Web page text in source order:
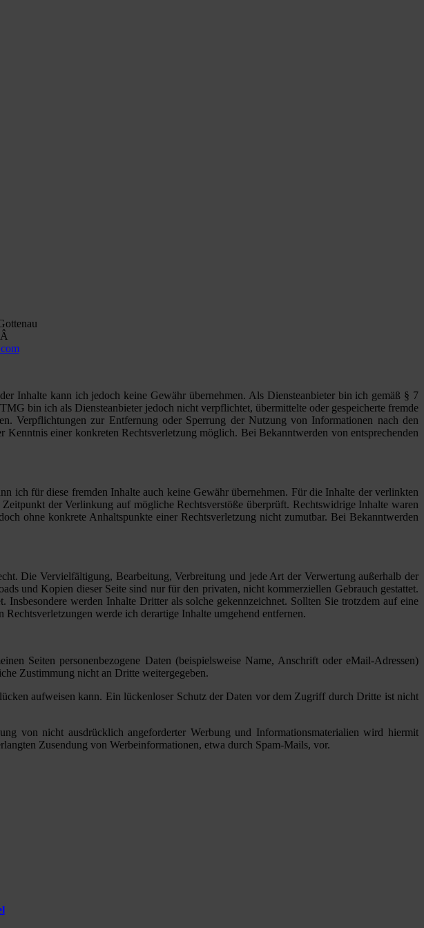
Â
Inhalte kann ich jedoch keine Gewähr übernehmen. Als Diensteanbieter bin ich gemäß § 7
bin ich als Diensteanbieter jedoch nicht verpflichtet, übermittelte oder gespeicherte fremde
Verpflichtungen zur Entfernung oder Sperrung der Nutzung von Informationen nach den
einer konkreten Rechtsverletzung möglich. Bei Bekanntwerden von entsprechenden
ich für diese fremden Inhalte auch keine Gewähr übernehmen. Für die Inhalte der verlinkten
der Verlinkung auf mögliche Rechtsverstöße überprüft. Rechtswidrige Inhalte waren
ohne konkrete Anhaltspunkte einer Rechtsverletzung nicht zumutbar. Bei Bekanntwerden
Die Vervielfältigung, Bearbeitung, Verbreitung und jede Art der Verwertung außerhalb der
und Kopien dieser Seite sind nur für den privaten, nicht kommerziellen Gebrauch gestattet.
werden Inhalte Dritter als solche gekennzeichnet. Sollten Sie trotzdem auf eine
werde ich derartige Inhalte umgehend entfernen.
Seiten personenbezogene Daten (beispielsweise Name, Anschrift oder eMail-Adressen)
Zustimmung nicht an Dritte weitergegeben.
aufweisen kann. Ein lückenloser Schutz der Daten vor dem Zugriff durch Dritte ist nicht
von nicht ausdrücklich angeforderter Werbung und Informationsmaterialien wird hiermit
Zusendung von Werbeinformationen, etwa durch Spam-Mails, vor.